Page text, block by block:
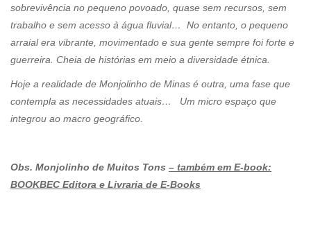
sobrevivência no pequeno povoado, quase sem recursos, sem
trabalho e sem acesso à água fluvial… No entanto, o pequeno
arraial era vibrante, movimentado e sua gente sempre foi forte e
guerreira. Cheia de histórias em meio a diversidade étnica.
Hoje a realidade de Monjolinho de Minas é outra, uma fase que
contempla as necessidades atuais… Um micro espaço que
integrou ao macro geográfico.
Obs. Monjolinho de Muitos Tons – também em E-book:
BOOKBEC Editora e Livraria de E-Books